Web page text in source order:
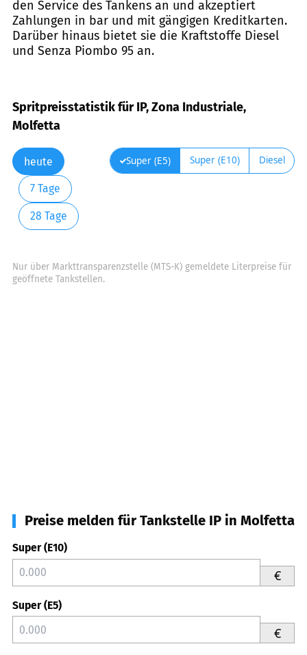
den Service des Tankens an und akzeptiert
Zahlungen in bar und mit gängigen Kreditkarten.
Darüber hinaus bietet sie die Kraftstoffe Diesel
und Senza Piombo 95 an.
Spritpreisstatistik für IP, Zona Industriale,
Molfetta
heute
7 Tage
28 Tage
Super (E5) Super (E10) Diesel
Nur über Markttransparenzstelle (MTS-K) gemeldete Literpreise für
geöffnete Tankstellen.
Preise melden für Tankstelle IP in Molfetta
Super (E10)
€
Super (E5)
€